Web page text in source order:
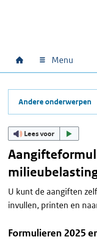
Hoofdnavigatie
Home Menu
Andere onderwerpen
Lees voor
U kunt de aangiften
invullen, printen en
Formulieren 2025